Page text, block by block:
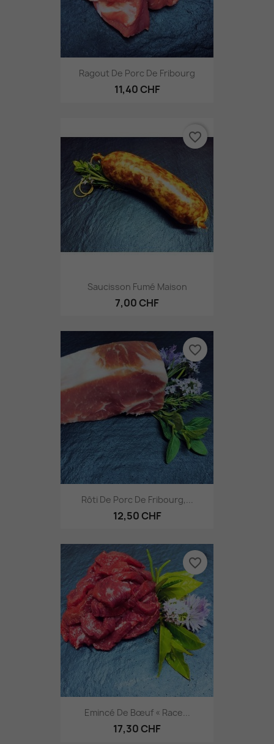
Ragout De Porc De Fribourg
11,40 CHF
Saucisson Fumé Maison
7,00 CHF
favorite_border
Rôti De Porc De Fribourg,...
12,50 CHF
favorite_border
Emincé De Bœuf « Race...
17,30 CHF
favorite_border